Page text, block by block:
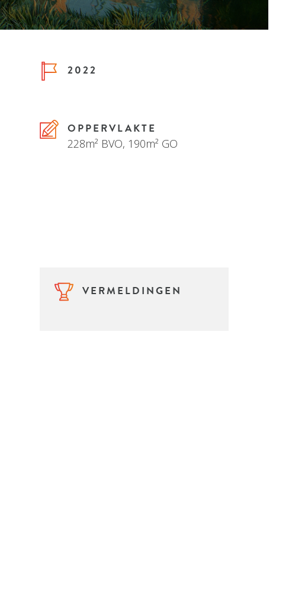
2022
OPPERVLAKTE
228m² BVO, 190m² GO
VERMELDINGEN